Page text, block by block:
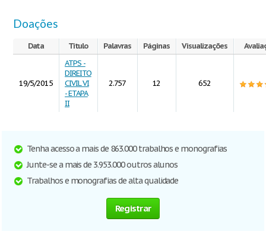
Doações
Data Título Palavras Páginas Visualizações
19/5/2015
ATPS -
DIREITO
CIVIL VI
- ETAPA
II
2.757 12 652
Tenha acesso a mais de 863.000 trabalhos e monografias
Junte-se a mais de 3.953.000 outros alunos
Trabalhos e monografias de alta qualidade
Registrar